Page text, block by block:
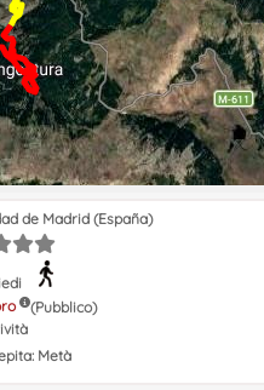
de Madrid (España)
(Pubblico)
Metà